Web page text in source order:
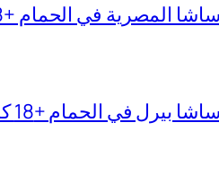
المصرية في الحمام +18 كامل بجودة عالية
بيرل في الحمام +18 كامل بدقة عالية